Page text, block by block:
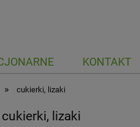
KONTAKT
» cukierki, lizaki
cukierki, lizaki